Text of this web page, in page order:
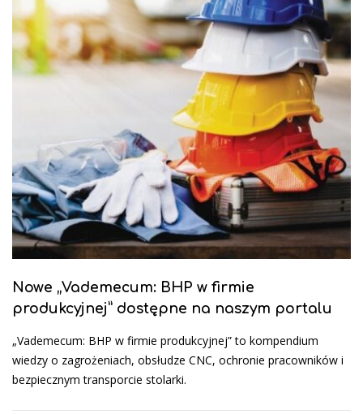
Nowe „Vademecum: BHP w firmie
produkcyjnej” dostępne na naszym portalu
„Vademecum: BHP w firmie produkcyjnej” to kompendium
wiedzy o zagrożeniach, obsłudze CNC, ochronie pracowników i
bezpiecznym transporcie stolarki.